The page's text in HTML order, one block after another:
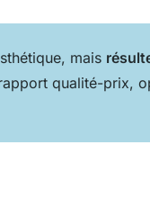
mais
qualité-prix,